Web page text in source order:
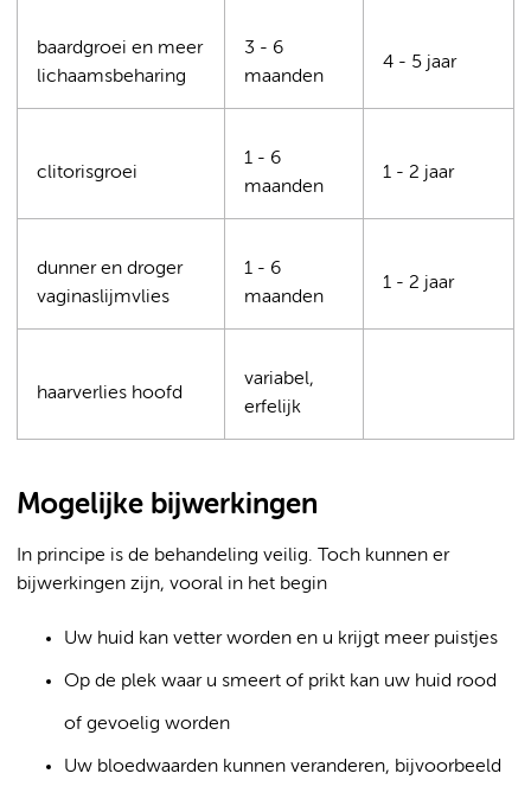
baardgroei en meer
lichaamsbeharing
3 - 6
maanden
4 - 5 jaar
clitorisgroei
1 - 6
maanden
1 - 2 jaar
dunner en droger
vaginaslijmvlies
1 - 6
maanden
1 - 2 jaar
haarverlies hoofd
variabel,
erfelijk
Mogelijke bijwerkingen
In principe is de behandeling veilig. Toch kunnen er
bijwerkingen zijn, vooral in het begin
Uw huid kan vetter worden en u krijgt meer puistjes
Op de plek waar u smeert of prikt kan uw huid rood
of gevoelig worden
Uw bloedwaarden kunnen veranderen, bijvoorbeeld